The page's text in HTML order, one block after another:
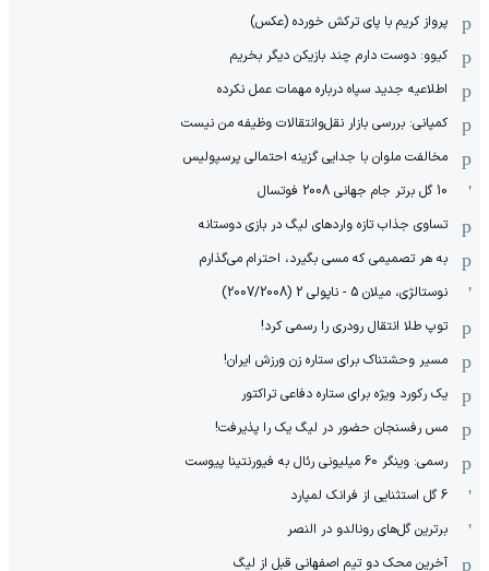
پرواز کریم با پای ترکش خورده (عکس)
کیوو: دوست دارم چند بازیکن دیگر بخریم
اطلاعیه جدید سپاه درباره مهمات عمل نکرده
کمپانی: بررسی بازار نقل‌وانتقالات وظیفه من نیست
مخالفت ملوان با جدایی گزینه احتمالی پرسپولیس
10 گل برتر جام جهانی 2008 فوتسال
تساوی جذاب تازه واردهای لیگ در بازی دوستانه
به هر تصمیمی که مسی بگیرد، احترام می‌گذارم
نوستالژی، میلان 5 - ناپولی 2 (2007/2008)
توپ طلا انتقال رودری را رسمی کرد!
مسیر وحشتناک برای ستاره زن ورزش ایران!
یک رکورد ویژه برای ستاره دفاعی تراکتور
مس رفسنجان حضور در لیگ یک را پذیرفت!
رسمی: وینگر 60 میلیونی رئال به فیورنتینا پیوست
6 گل استثنایی از فرانک لمپارد
برترین گل‌های رونالدو در النصر
آخرین محک دو تیم اصفهانی قبل از لیگ